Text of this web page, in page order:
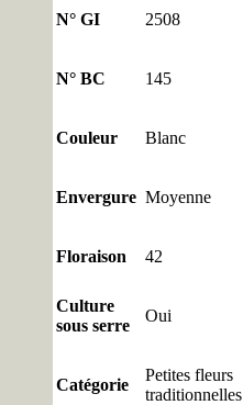
N° GI 2508
N° BC 145
Couleur Blanc
Envergure Moyenne
Floraison 42
Culture
sous serre
Oui
Catégorie
Petites fleurs
traditionnelles